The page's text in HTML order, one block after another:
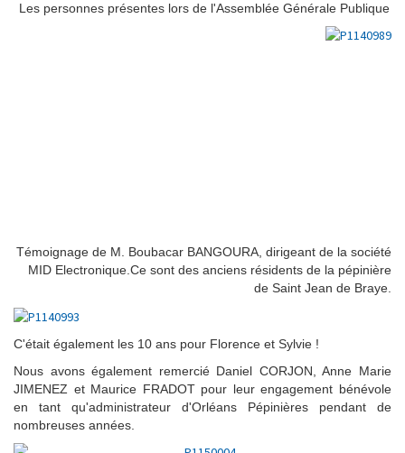
Les personnes présentes lors de l'Assemblée Générale Publique
Témoignage de M. Boubacar BANGOURA, dirigeant de la société
MID Electronique.Ce sont des anciens résidents de la pépinière
de Saint Jean de Braye.
C'était également les 10 ans pour Florence et Sylvie !
Nous avons également remercié Daniel CORJON, Anne Marie
JIMENEZ et Maurice FRADOT pour leur engagement bénévole
en tant qu'administrateur d'Orléans Pépinières pendant de
nombreuses années.